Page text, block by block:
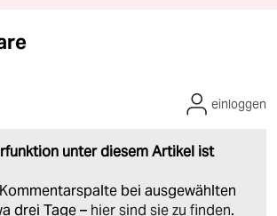
unter diesem Artikel ist
bei ausgewählten
drei Tage – hier sind sie zu finden.
einloggen